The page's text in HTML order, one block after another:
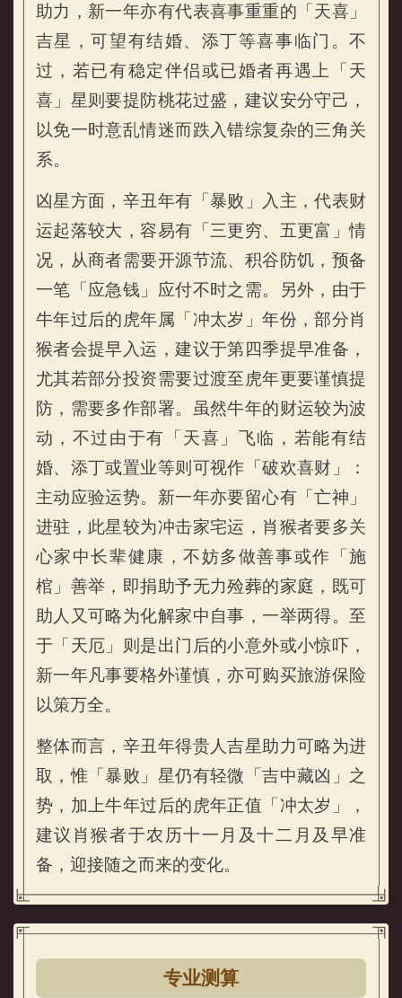
助力，新一年亦有代表喜事重重的「天喜」
吉星，可望有结婚、添丁等喜事临门。不
过，若已有稳定伴侣或已婚者再遇上「天
喜」星则要提防桃花过盛，建议安分守己，
以免一时意乱情迷而跌入错综复杂的三角关
系。
凶星方面，辛丑年有「暴败」入主，代表财
运起落较大，容易有「三更穷、五更富」情
况，从商者需要开源节流、积谷防饥，预备
一笔「应急钱」应付不时之需。另外，由于
牛年过后的虎年属「冲太岁」年份，部分肖
猴者会提早入运，建议于第四季提早准备，
尤其若部分投资需要过渡至虎年更要谨慎提
防，需要多作部署。虽然牛年的财运较为波
动，不过由于有「天喜」飞临，若能有结
婚、添丁或置业等则可视作「破欢喜财」：
主动应验运势。新一年亦要留心有「亡神」
进驻，此星较为冲击家宅运，肖猴者要多关
心家中长辈健康，不妨多做善事或作「施
棺」善举，即捐助予无力殓葬的家庭，既可
助人又可略为化解家中自事，一举两得。至
于「天厄」则是出门后的小意外或小惊吓，
新一年凡事要格外谨慎，亦可购买旅游保险
以策万全。
整体而言，辛丑年得贵人吉星助力可略为进
取，惟「暴败」星仍有轻微「吉中藏凶」之
势，加上牛年过后的虎年正值「冲太岁」，
建议肖猴者于农历十一月及十二月及早准
备，迎接随之而来的变化。
专业测算